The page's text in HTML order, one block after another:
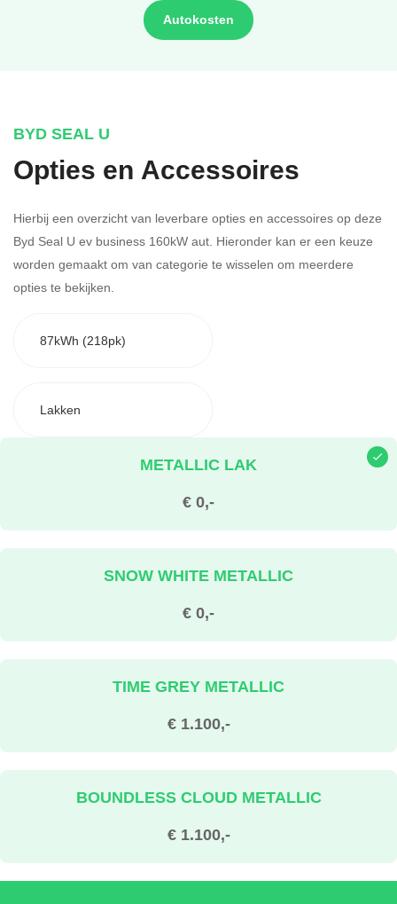
Autokosten
BYD SEAL U
Opties en Accessoires
Hierbij een overzicht van leverbare opties en accessoires op deze
Byd Seal U ev business 160kW aut. Hieronder kan er een keuze
worden gemaakt om van categorie te wisselen om meerdere
opties te bekijken.
87kWh (218pk)
Lakken
€ 0,-
METALLIC LAK
€ 0,-
SNOW WHITE METALLIC
€ 1.100,-
TIME GREY METALLIC
€ 1.100,-
BOUNDLESS CLOUD METALLIC